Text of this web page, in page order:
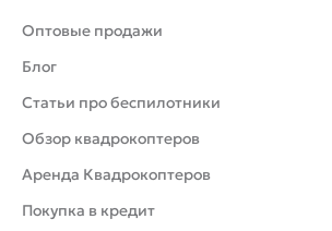
Танки
Вертолеты
Катера
Роботы
Самолеты
Сборные модели
Оптовые продажи
Блог
Статьи про беспилотники
Обзор квадрокоптеров
Аренда Квадрокоптеров
Покупка в кредит